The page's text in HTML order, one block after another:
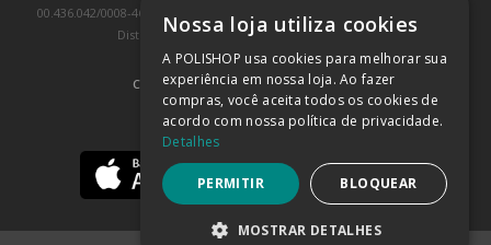
00.436.042/0008-46, IE 407.458.707.103, com sede na Rua Kanebo, nº 175,
Distrito Industrial, Jundiaí/SP, CEP: 13213-090
COMPRA 100% SEGURA (SAIBA MAIS)
BAIXE NOSSO APP
Nossa loja utiliza cookies
A POLISHOP usa cookies para melhorar sua
experiência em nossa loja. Ao fazer
compras, você aceita todos os cookies de
acordo com nossa política de privacidade.
Detalhes
PERMITIR BLOQUEAR
MOSTRAR DETALHES